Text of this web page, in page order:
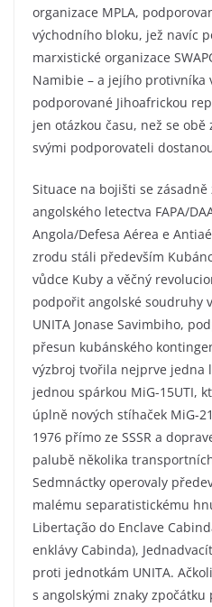
organizace MPLA,
východního bloku, jež navíc
marxistické organizace
Namibie – a jejího protivníka
podporované Jihoafrickou
jen otázkou času, než se
svými podporovateli
Situace na bojišti se
angolského letectva FAPA/
Angola/Defesa Aérea e
zrodu stáli především
vůdce Kuby a věčný
podpořit angolské soudruhy
UNITA Jonase Savimbiho,
přesun kubánského
výzbroj tvořila nejprve jedna
jednou spárkou MiG-15UTI,
úplně nových stíhaček MiG-
1976 přímo ze SSSR a
palubě několika
Sedmnáctky operovaly
malému separatistickému
Libertação do Enclave
enklávy Cabinda),
proti jednotkám UNITA.
s angolskými znaky